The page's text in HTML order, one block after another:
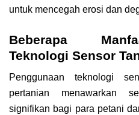
untuk mencegah erosi dan
Beberapa
Teknologi Sensor
Penggunaan teknologi
pertanian menawarkan
signifikan bagi para petani